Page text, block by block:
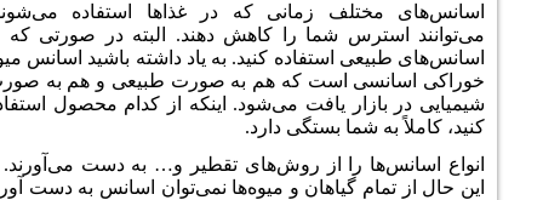
زمانی که در غذاها استفاده می‌شوند،
شما را کاهش دهند. البته در صورتی که از
کنید. به یاد داشته باشید اسانس میوه
است که هم به صورت طبیعی و هم به صورت
یافت می‌شود. اینکه از کدام محصول استفاده
بستگی دارد.
را از روش‌های تقطیر و… به دست می‌آورند. با
گیاهان و میوه‌ها نمی‌توان اسانس به دست آورد.